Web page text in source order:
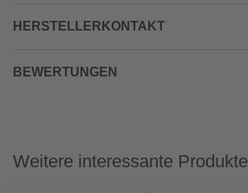
HERSTELLERKONTAKT
BEWERTUNGEN
Weitere interessante Produkte